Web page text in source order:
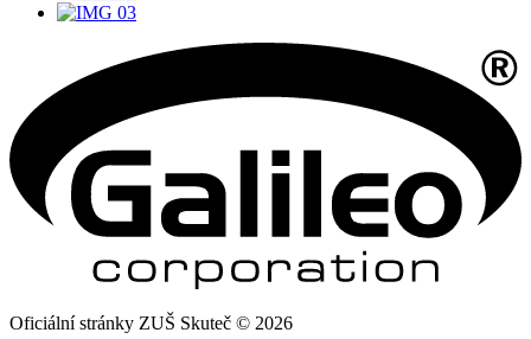
Oficiální stránky ZUŠ Skuteč © 2026